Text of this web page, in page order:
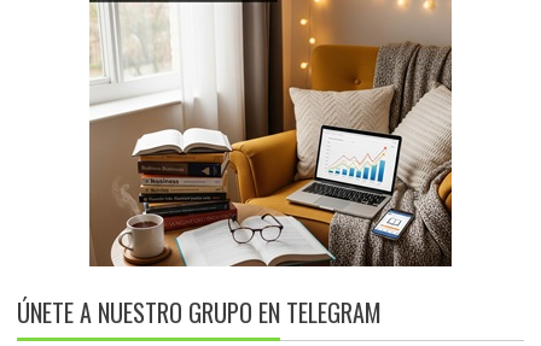
ÚNETE A NUESTRO GRUPO EN TELEGRAM